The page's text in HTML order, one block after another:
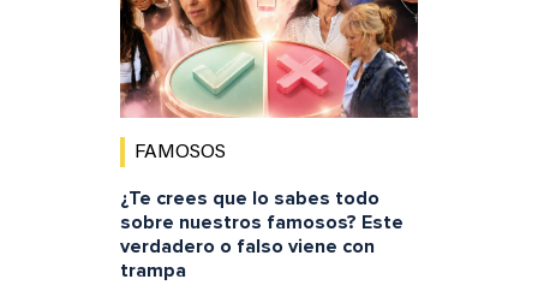
FAMOSOS
¿Te crees que lo sabes todo
sobre nuestros famosos? Este
verdadero o falso viene con
trampa